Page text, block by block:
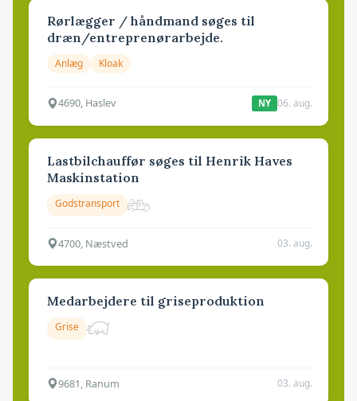
Rørlægger / håndmand søges til
dræn/entreprenørarbejde.
Anlæg Kloak
4690, Haslev NY 06. aug.
Lastbilchauffør søges til Henrik Haves
Maskinstation
Godstransport
4700, Næstved 03. aug.
Medarbejdere til griseproduktion
Grise
9681, Ranum 03. aug.